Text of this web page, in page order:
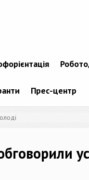
Прес-центр